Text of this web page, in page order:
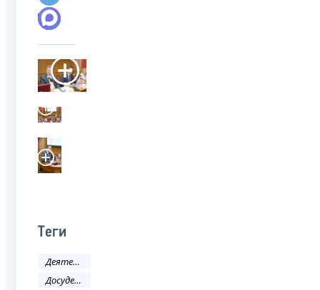
Теги
Деятельность ФНС
Досудебное урегулирование налоговых споров